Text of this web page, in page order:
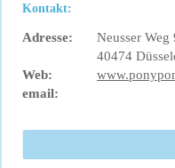
Kontakt:
Adresse:
Neusser Weg
40474
Web:
email: